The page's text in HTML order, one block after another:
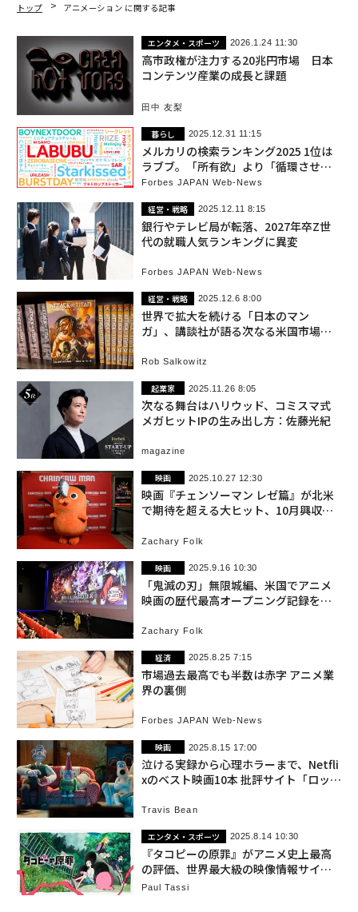
トップ アニメーション に関する記事
エンタメ・スポーツ 2026.1.24 11:30
高市政権が注力する20兆円市場 日本
コンテンツ産業の成長と課題
田中 友梨
暮らし 2025.12.31 11:15
メルカリの検索ランキング2025 1位は
ラブブ。「所有欲」より「循環させ
る」時代へ
Forbes JAPAN Web-News
経営・戦略 2025.12.11 8:15
銀行やテレビ局が転落、2027年卒Z世
代の就職人気ランキングに異変
Forbes JAPAN Web-News
経営・戦略 2025.12.6 8:00
世界で拡大を続ける「日本のマン
ガ」、講談社が語る次なる米国市場で
Rob Salkowitz
起業家 2025.11.26 8:05
次なる舞台はハリウッド、コミスマ式
メガヒットIPの生み出し方：佐藤光紀
magazine
映画 2025.10.27 12:30
映画『チェンソーマン レゼ篇』が北米
で期待を超える大ヒット、10月興収で
Zachary Folk
映画 2025.9.16 10:30
「鬼滅の刃」無限城編、米国でアニメ
映画の歴代最高オープニング記録を更
Zachary Folk
経済 2025.8.25 7:15
市場過去最高でも半数は赤字 アニメ業
界の裏側
Forbes JAPAN Web-News
映画 2025.8.15 17:00
泣ける実録から心理ホラーまで、Netfli
xのベスト映画10本 批評サイト「ロッテ
Travis Bean
エンタメ・スポーツ 2025.8.14 10:30
『タコピーの原罪』がアニメ史上最高
の評価、世界最大級の映像情報サイトI
MDbで
Paul Tassi